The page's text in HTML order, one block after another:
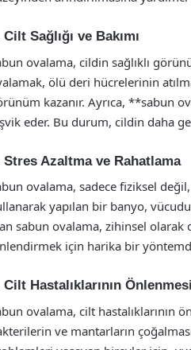
Cilt Sağlığı ve Bakımı
ovalama, cildin sağlıklı
ölü deri hücrelerinin
kazanır. Ayrıca, **sabun
eder. Bu durum, cildin daha
Stres Azaltma ve Rahatlama
ovalama, sadece fiziksel
yapılan bir banyo,
sabun ovalama, zihinsel
için harika bir
Cilt Hastalıklarının Önlenmesi
ovalama, cilt
ve mantarların